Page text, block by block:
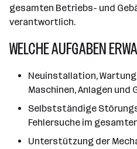
gesamten Betriebs- und
verantwortlich.
WELCHE AUFGABEN
Neuinstallation,
Maschinen, Anlagen und
Selbstständige
Fehlersuche im
Unterstützung der